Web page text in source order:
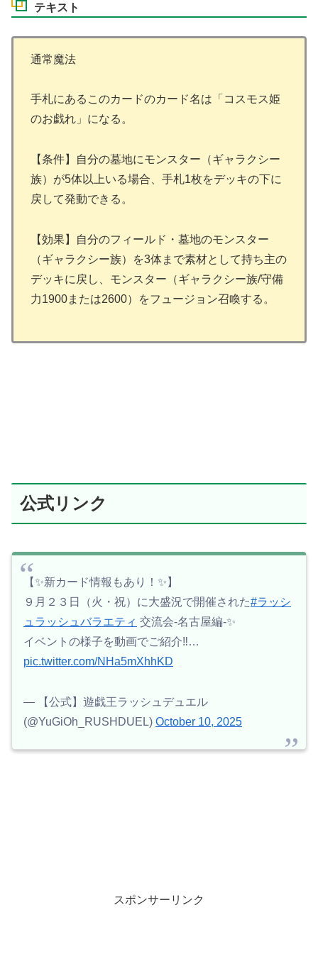
テキスト
通常魔法
手札にあるこのカードのカード名は「コスモス姫
のお戯れ」になる。
【条件】自分の墓地にモンスター（ギャラクシー
族）が5体以上いる場合、手札1枚をデッキの下に
戻して発動できる。
【効果】自分のフィールド・墓地のモンスター
（ギャラクシー族）を3体まで素材として持ち主の
デッキに戻し、モンスター（ギャラクシー族/守備
力1900または2600）をフュージョン召喚する。
公式リンク
【✨️新カード情報もあり！✨️】
９月２３日（火・祝）に大盛況で開催された#ラッシ
ュラッシュバラエティ 交流会-名古屋編-✨️
イベントの様子を動画でご紹介‼️…
pic.twitter.com/NHa5mXhhKD
— 【公式】遊戯王ラッシュデュエル
(@YuGiOh_RUSHDUEL) October 10, 2025
スポンサーリンク